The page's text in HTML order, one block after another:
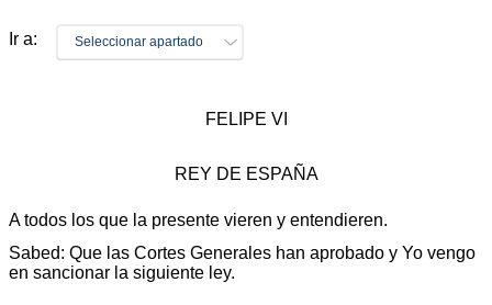
Ir a: Seleccionar apartado
FELIPE VI
REY DE ESPAÑA
A todos los que la presente vieren y entendieren.
Sabed: Que las Cortes Generales han aprobado y Yo vengo
en sancionar la siguiente ley.